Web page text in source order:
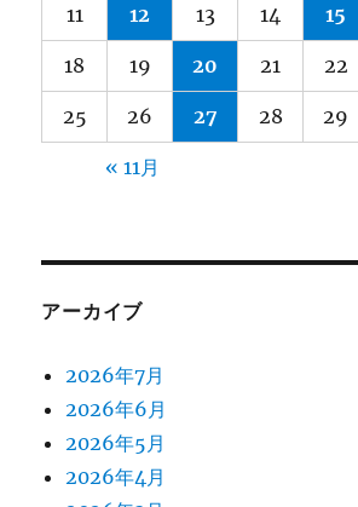
11 12 13 14 15
18 19 20 21 22
25 26 27 28 29
« 11月
アーカイブ
2026年7月
2026年6月
2026年5月
2026年4月